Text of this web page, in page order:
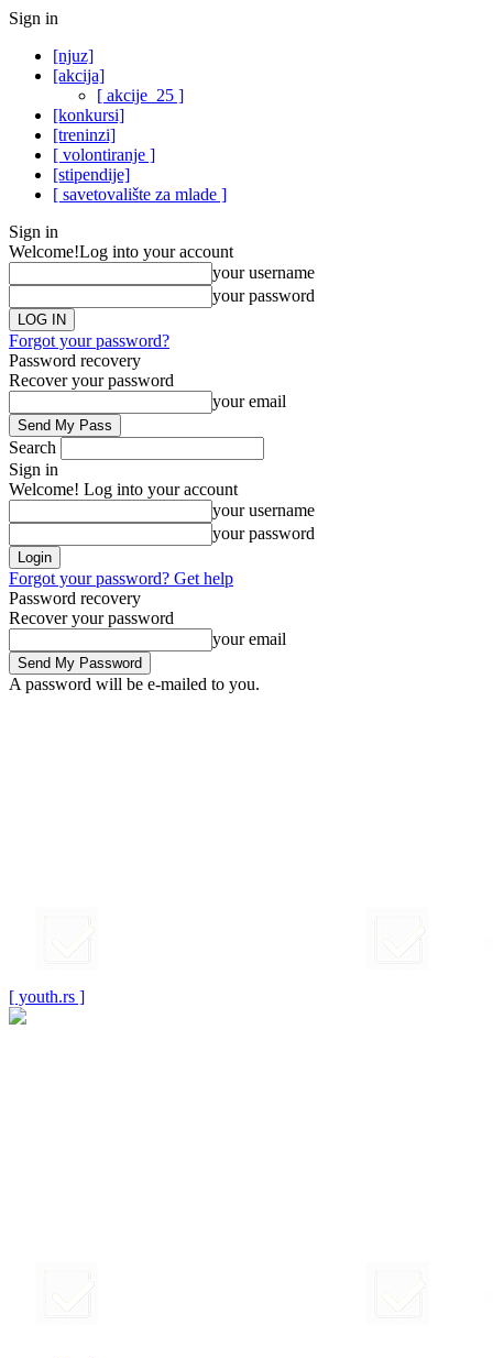
Sign in
[njuz]
[akcija]
[ akcije_25 ]
[konkursi]
[treninzi]
[ volontiranje ]
[stipendije]
[ savetovalište za mlade ]
Sign in
Welcome!Log into your account
your username
your password
Forgot your password?
Password recovery
Recover your password
your email
Search
Sign in
Welcome! Log into your account
your username
your password
Forgot your password? Get help
Password recovery
Recover your password
your email
A password will be e-mailed to you.
[ youth.rs ]